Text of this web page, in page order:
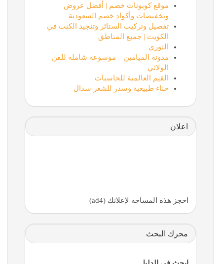
موقع كوبونات خصم | أفضل عروض
وتخفيضات وأكواد خصم السعودية
تفصيل وتركيب الستائر وتنجيد الكنب في
الكويت | جميع المناطق
الثوري
مدونة الميامين – موسوعة شاملة للفن
الولائي
القيم العالمية للحاسبات
حناء طبيعية وسدر للشعر سدال
اعلان
احجز هذه المساحه لإعلانك (ad4)
محرك البحث